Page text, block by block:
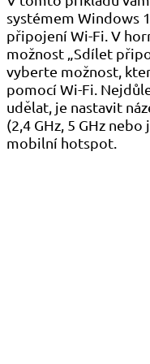
systémem Windows
připojení Wi-Fi. V
možnost „Sdílet
vyberte možnost,
pomocí Wi-Fi.
udělat, je nastavit
(2,4 GHz, 5 GHz
mobilní hotspot.